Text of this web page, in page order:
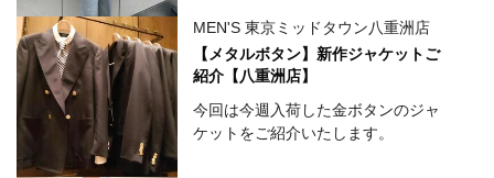
MEN'S 東京ミッドタウン八重洲店
【メタルボタン】新作ジャケットご
紹介【八重洲店】
今回は今週入荷した金ボタンのジャ
ケットをご紹介いたします。